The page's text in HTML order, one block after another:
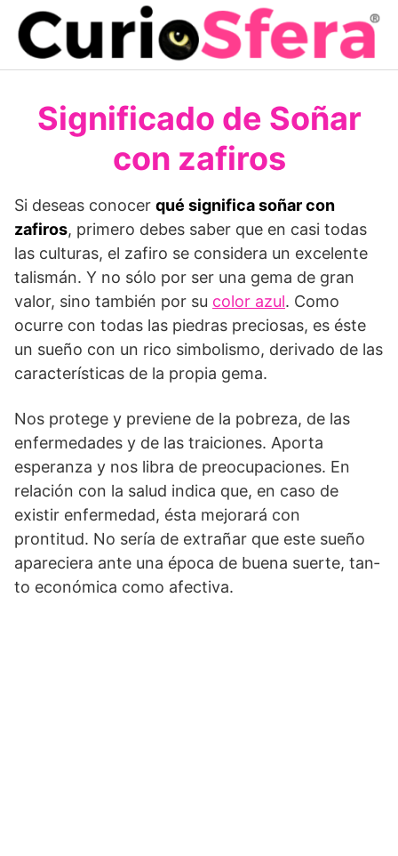
Saltar
contenido
Significado de Soñar
con zafiros
Si deseas conocer qué significa soñar con
zafiros, primero debes saber que en casi todas
las culturas, el zafiro se considera un excelente
talismán. Y no sólo por ser una gema de gran
valor, sino también por su color azul. Como
ocurre con todas las piedras preciosas, es éste
un sueño con un rico simbolis­mo, derivado de las
características de la propia gema.
Nos protege y previene de la pobre­za, de las
enfermedades y de las traiciones. Aporta
esperanza y nos libra de preocupa­ciones. En
relación con la salud indica que, en caso de
existir enfermedad, ésta mejorará con
prontitud. No sería de extrañar que este sueño
apareciera ante una época de buena suerte, tan­
to económica como afectiva.